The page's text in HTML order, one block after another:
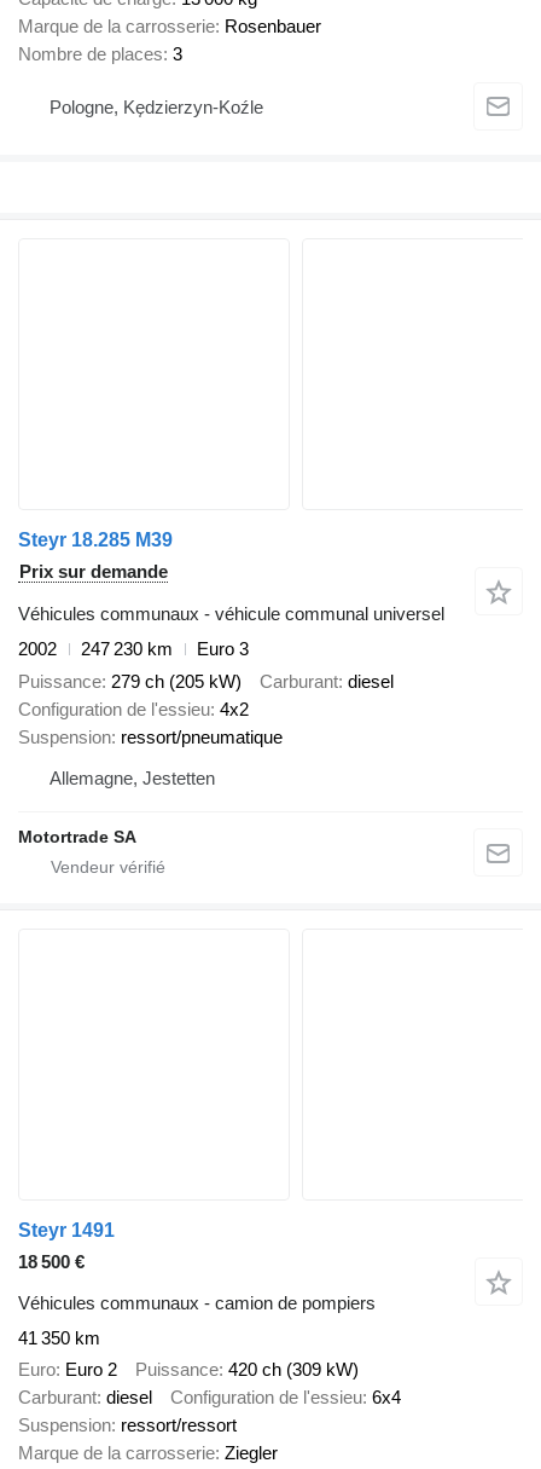
Marque de la carrosserie Rosenbauer
Nombre de places 3
Pologne, Kędzierzyn-Koźle
Steyr 18.285 M39
Prix sur demande
Véhicules communaux - véhicule communal universel
2002
247 230 km
Euro 3
Puissance 279 ch (205 kW) Carburant diesel
Configuration de l'essieu 4x2
Suspension ressort/pneumatique
Allemagne, Jestetten
Motortrade SA
Steyr 1491
18 500 €
Véhicules communaux - camion de pompiers
41 350 km
Euro Euro 2 Puissance 420 ch (309 kW)
Carburant diesel Configuration de l'essieu 6x4
Suspension ressort/ressort
Marque de la carrosserie Ziegler